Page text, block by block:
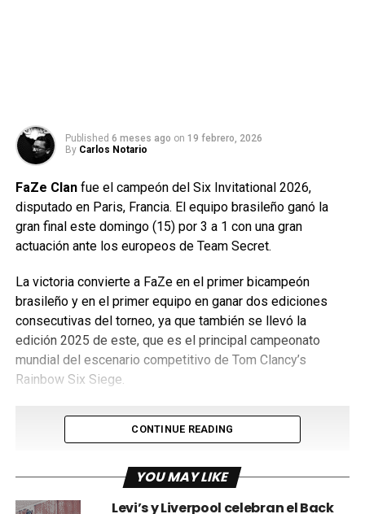
Published 6 meses ago on 19 febrero, 2026
By Carlos Notario
FaZe Clanfue el campeón del Six Invitational 2026,
disputado en Paris, Francia. El equipo brasileño ganó la
gran final este domingo (15) por 3 a 1 con una gran
actuación ante los europeos de Team Secret.
La victoria convierte a FaZe en el primer bicampeón
brasileño y en el primer equipo en ganar dos ediciones
consecutivas del torneo, ya que también se llevó la
edición 2025 de este, que es el principal campeonato
mundial del escenario competitivo de Tom Clancy’s
Rainbow Six Siege.
CONTINUE READING
YOU MAY LIKE
Levi’s y Liverpool celebran el Back